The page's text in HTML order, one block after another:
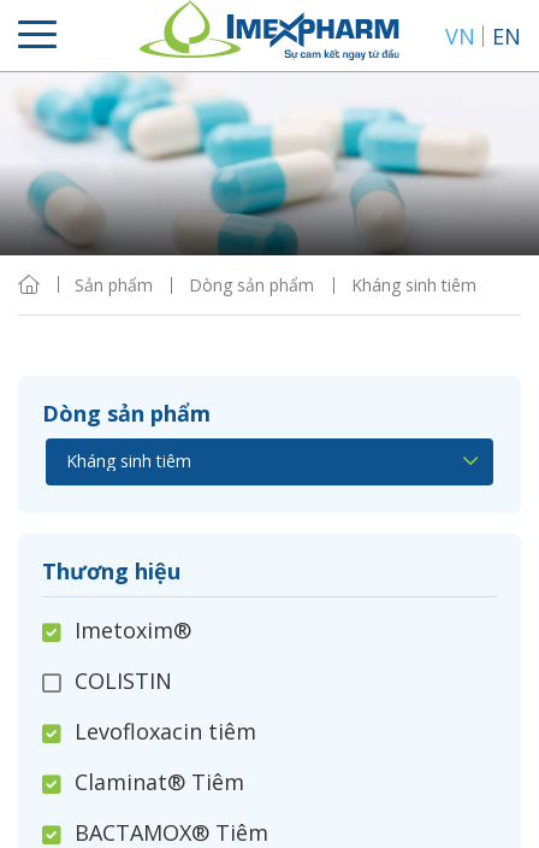
VN EN
Sản phẩm Dòng sản phẩm Kháng sinh tiêm
Dòng sản phẩm
Thương hiệu
Imetoxim®
COLISTIN
Levofloxacin tiêm
Claminat® Tiêm
BACTAMOX® Tiêm
Sắp xếp
Hiển thị